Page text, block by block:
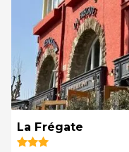
La Frégate